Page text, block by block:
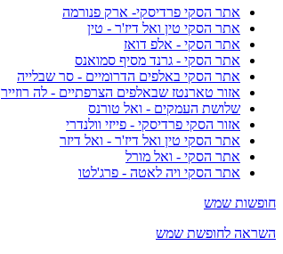
אתר הסקי פרדיסקי- ארק פנורמה
אתר הסקי טין ואל דיז'ר - טין
אתר הסקי - אלפ דואז
אתר הסקי - גרנד מסיף סמואנס
אתר הסקי באלפים הדרומיים - סר שבלייה
אזור טארנטז שבאלפים הצרפתיים - לה רוזייר
שלושת העמקים - ואל טורנס
אזור הסקי פרדיסקי - פייזי וולנדרי
אתר הסקי טין ואל דיז'ר - ואל דיזר
אתר הסקי - ואל מורל
אתר הסקי ויה לאטה - פרג'לטו
חופשות שמש
השראה לחופשת שמש